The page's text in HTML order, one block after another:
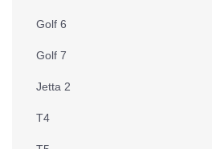
Golf 6
Golf 7
Jetta 2
T4